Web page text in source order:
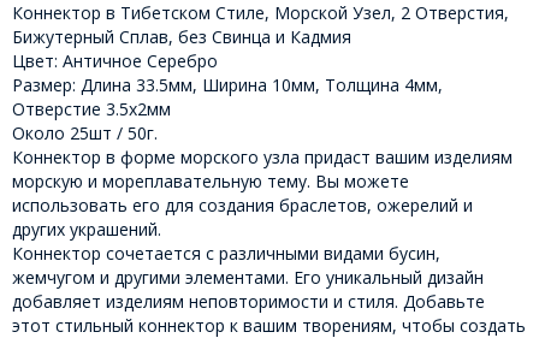
Коннектор в Тибетском Стиле, Морской Узел, 2 Отверстия,
Бижутерный Сплав, без Свинца и Кадмия
Цвет: Античное Серебро
Размер: Длина 33.5мм, Ширина 10мм, Толщина 4мм,
Отверстие 3.5х2мм
Около 25шт / 50г.
Коннектор в форме морского узла придаст вашим изделиям
морскую и мореплавательную тему. Вы можете
использовать его для создания браслетов, ожерелий и
других украшений.
Коннектор сочетается с различными видами бусин,
жемчугом и другими элементами. Его уникальный дизайн
добавляет изделиям неповторимости и стиля. Добавьте
этот стильный коннектор к вашим творениям, чтобы создать